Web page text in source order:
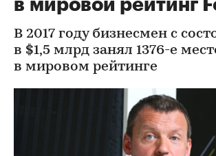
в мировой рейтинг
В 2017 году бизнесмен с
в $1,5 млрд занял 1376-е
в мировом рейтинге